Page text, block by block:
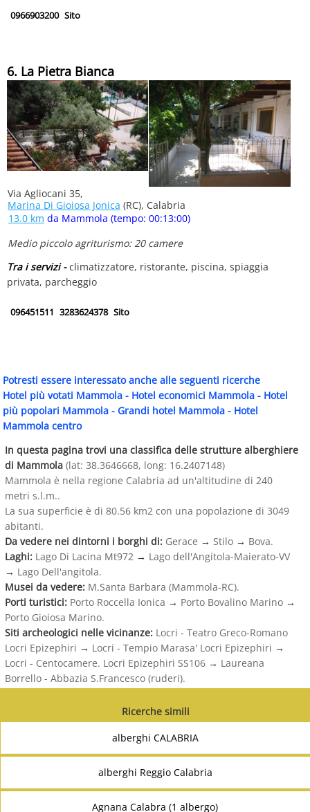
0966903200 Sito
6. La Pietra Bianca
Via Agliocani 35,
Marina Di Gioiosa Jonica (RC), Calabria
13.0 km da Mammola (tempo: 00:13:00)
Medio piccolo agriturismo: 20 camere
Tra i servizi -climatizzatore, ristorante, piscina, spiaggia
privata, parcheggio
096451511 3283624378 Sito
Potresti essere interessato anche alle seguenti ricerche
Hotel più votati Mammola - Hotel economici Mammola - Hotel
più popolari Mammola - Grandi hotel Mammola - Hotel
Mammola centro
In questa pagina trovi una classifica delle strutture alberghiere
di Mammola (lat: 38.3646668, long: 16.2407148)
Mammola è nella regione Calabria ad un'altitudine di 240
metri s.l.m..
La sua superficie è di 80.56 km2 con una popolazione di 3049
abitanti.
Da vedere nei dintorni i borghi di: Gerace → Stilo → Bova.
Laghi: Lago Di Lacina Mt972 → Lago dell'Angitola-Maierato-VV
→ Lago Dell'angitola.
Musei da vedere: M.Santa Barbara (Mammola-RC).
Porti turistici: Porto Roccella Ionica → Porto Bovalino Marino →
Porto Gioiosa Marino.
Siti archeologici nelle vicinanze: Locri - Teatro Greco-Romano
Locri Epizephiri → Locri - Tempio Marasa' Locri Epizephiri →
Locri - Centocamere. Locri Epizephiri SS106 → Laureana
Borrello - Abbazia S.Francesco (ruderi).
Ricerche simili
alberghi CALABRIA
alberghi Reggio Calabria
Agnana Calabra (1 albergo)